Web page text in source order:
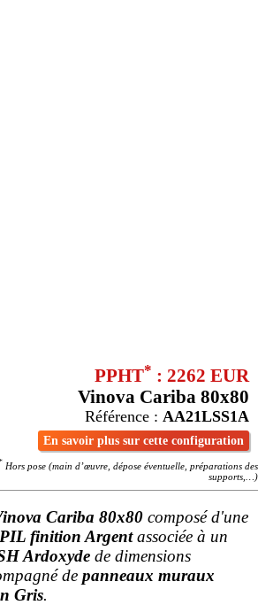
PPHT* : 2262 EUR
Vinova Cariba 80x80
Référence : AA21LSS1A
En savoir plus sur cette configuration
* Hors pose (main d’œuvre, dépose éventuelle, préparations des
supports,…)
Cariba 80x80 composé d'une
finition Argentassociée à un
Ardoxyde de dimensions
de panneaux muraux
Gris.